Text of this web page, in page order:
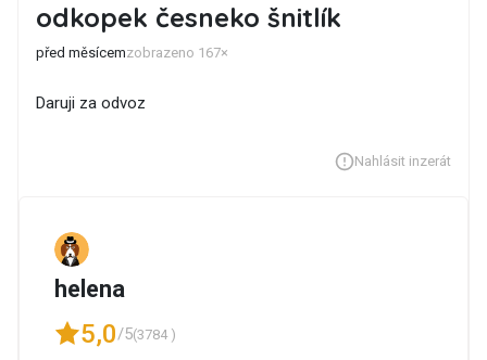
odkopek česneko šnitlík
před měsícemzobrazeno 167×
Daruji za odvoz
Nahlásit inzerát
helena
5,0/5(3784 )